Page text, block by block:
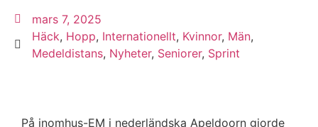
mars 7, 2025
Häck, Hopp, Internationellt, Kvinnor, Män,
Medeldistans, Nyheter, Seniorer, Sprint
På inomhus-EM i nederländska Apeldoorn gjorde